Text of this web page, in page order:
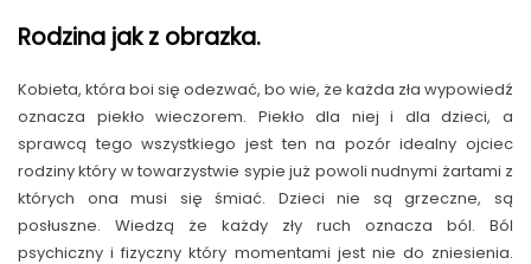
Rodzina jak z obrazka.
Kobieta, która boi się odezwać, bo wie, że każda zła wypowiedź
oznacza piekło wieczorem. Piekło dla niej i dla dzieci, a
sprawcą tego wszystkiego jest ten na pozór idealny ojciec
rodziny który w towarzystwie sypie już powoli nudnymi żartami z
których ona musi się śmiać. Dzieci nie są grzeczne, są
posłuszne. Wiedzą że każdy zły ruch oznacza ból. Ból
psychiczny i fizyczny który momentami jest nie do zniesienia.